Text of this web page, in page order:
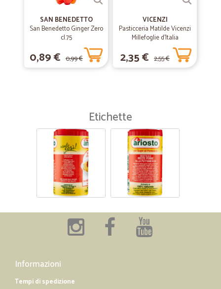
SAN BENEDETTO
San Benedetto Ginger Zero
cl.75
0,89 € 0,99 €
VICENZI
Pasticceria Matilde Vicenzi
Millefoglie d'Italia
Classiche 125 gr.
2,35 € 2,55 €
Etichette
Informazioni
Tempi di spedizione